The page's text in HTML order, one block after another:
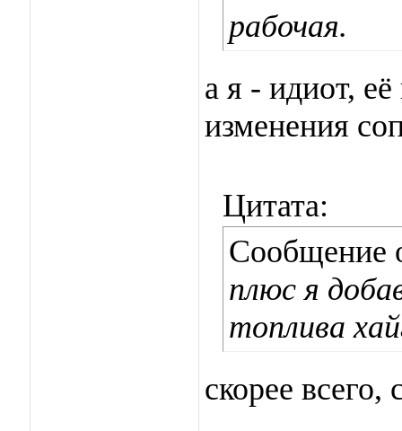
рабочая.
а я - идиот,
изменения
Цитата:
Сообщение
плюс я
топлива
скорее всего,